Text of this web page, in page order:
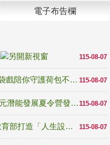
電子布告欄
115-08-07
115-08-07
反詐騙宣導_防詐有道，霹靂布袋戲陪你守護荷包不受騙
115-08-07
跨越限制，探索潛能！115年多元潛能發展夏令營發掘生命無限可能
115-08-07
高齡不是終點而是夢想起點！教育部打造「人生設計夢工場」 參展第3屆高齡健康產業博覽會